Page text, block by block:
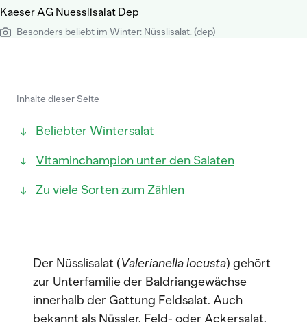
Besonders beliebt im Winter: Nüsslisalat. (dep)
Inhalte dieser Seite
Beliebter Wintersalat
Vitaminchampion unter den Salaten
Zu viele Sorten zum Zählen
Der Nüsslisalat (Valerianella locusta) gehört
zur Unterfamilie der Baldriangewächse
innerhalb der Gattung Feldsalat. Auch
bekannt als Nüssler, Feld- oder Ackersalat,